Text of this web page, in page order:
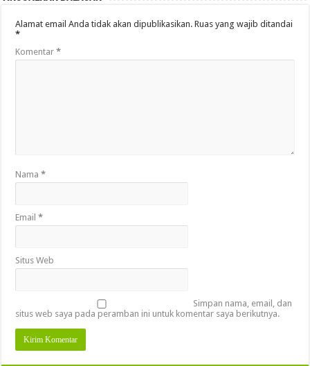
Alamat email Anda tidak akan dipublikasikan. Ruas yang wajib ditandai
*
Komentar*
Nama*
Email*
Situs Web
Simpan nama, email, dan
situs web saya pada peramban ini untuk komentar saya berikutnya.